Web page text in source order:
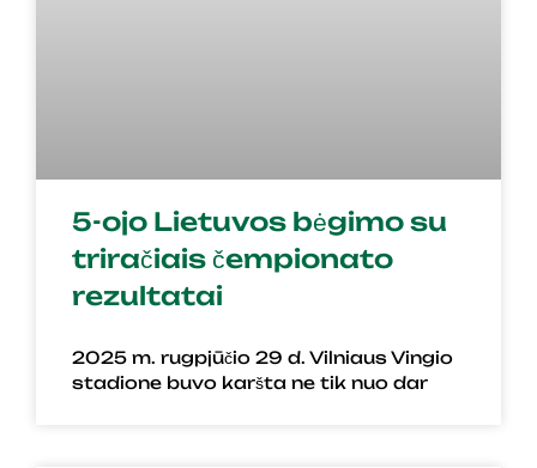
5-ojo Lietuvos bėgimo su
triračiais čempionato
rezultatai
2025 m. rugpjūčio 29 d. Vilniaus Vingio
stadione buvo karšta ne tik nuo dar